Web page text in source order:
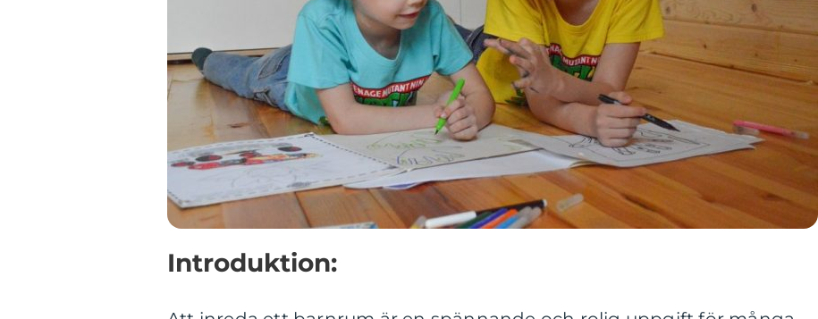
Introduktion: